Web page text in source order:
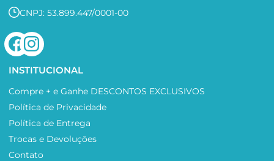
CNPJ: 53.899.447/0001-00
INSTITUCIONAL
Compre + e Ganhe DESCONTOS EXCLUSIVOS
Política de Privacidade
Política de Entrega
Trocas e Devoluções
Contato